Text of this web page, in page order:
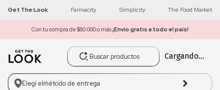
Get The Look Farmacity Simplicity The Food Market
Con tu compra de $80.000 o más¡Envío gratis a todo el país!
Buscar productos
Cargando...
Elegí elmétodo de entrega
1 get the look
2 máscara pestañas